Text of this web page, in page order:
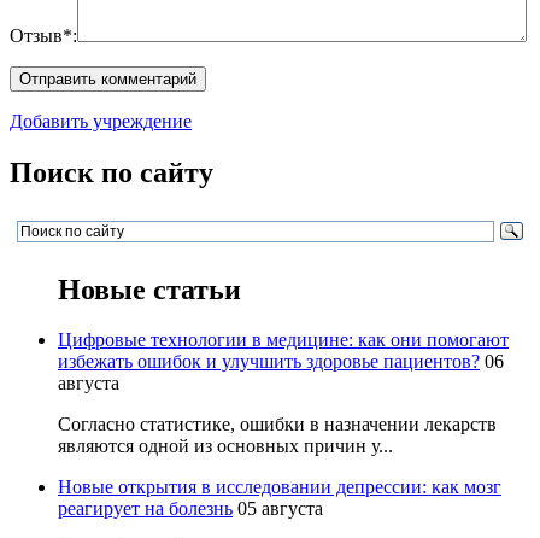
Отзыв*:
Добавить учреждение
Поиск по сайту
Новые статьи
Цифровые технологии в медицине: как они помогают
избежать ошибок и улучшить здоровье пациентов? 06
августа
Согласно статистике, ошибки в назначении лекарств
являются одной из основных причин у...
Новые открытия в исследовании депрессии: как мозг
реагирует на болезнь 05 августа